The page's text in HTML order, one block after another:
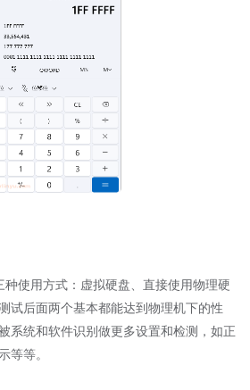
使用方式：虚拟硬盘、直接使用物理硬
试后面两个基本都能达到物理机下的性
系统和软件识别做更多设置和检测，如正
等等。